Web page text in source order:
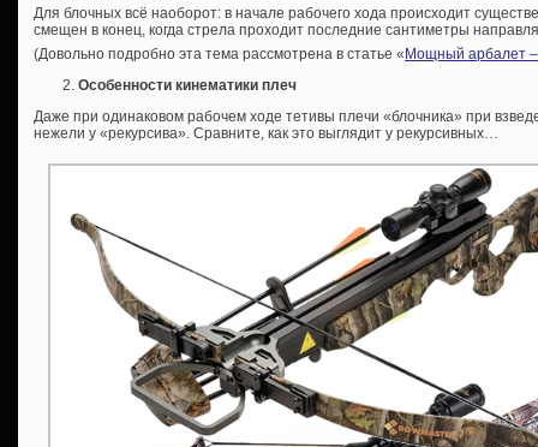
Для блочных всё наоборот: в начале рабочего хода происходит
смещен в конец, когда стрела проходит последние сантиметры
(Довольно подробно эта тема рассмотрена в статье « Мощный арбалет –
Особенности кинематики плеч
Даже при одинаковом рабочем ходе тетивы плечи «блочника» при
нежели у «рекурсива». Сравните, как это выглядит у рекурсивных…